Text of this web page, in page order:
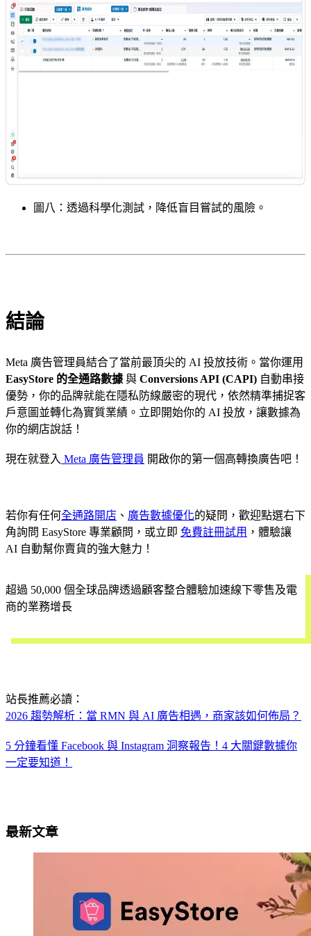
圖八：透過科學化測試，降低盲目嘗試的風險。
結論
Meta 廣告管理員結合了當前最頂尖的 AI 投放技術。當你運用
EasyStore 的全通路數據 與 Conversions API (CAPI) 自動串接
優勢，你的品牌就能在隱私防線嚴密的現代，依然精準捕捉客
戶意圖並轉化為實質業績。立即開始你的 AI 投放，讓數據為
你的網店說話！
現在就登入 Meta 廣告管理員 開啟你的第一個高轉換廣告吧！
若你有任何全通路開店 、 廣告數據優化的疑問，歡迎點選右下
角詢問 EasyStore 專業顧問，或立即 免費註冊試用 ，體驗讓
AI 自動幫你賣貨的強大魅力！
超過 50,000 個全球品牌透過顧客整合體驗加速線下零售及電
商的業務增長
站長推薦必讀：
2026 趨勢解析：當 RMN 與 AI 廣告相遇，商家該如何佈局？
5 分鐘看懂 Facebook 與 Instagram 洞察報告！4 大關鍵數據你
一定要知道！
最新文章